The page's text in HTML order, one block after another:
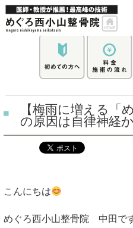
【梅雨に増える「
の原因は自律神経
こんにちは
めぐろ西小山整骨院 中田で